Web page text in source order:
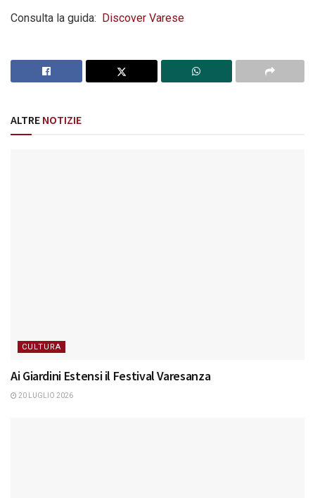
Consulta la guida: Discover Varese
ALTRE NOTIZIE
CULTURA
Ai Giardini Estensi il Festival Varesanza
20 LUGLIO 2026